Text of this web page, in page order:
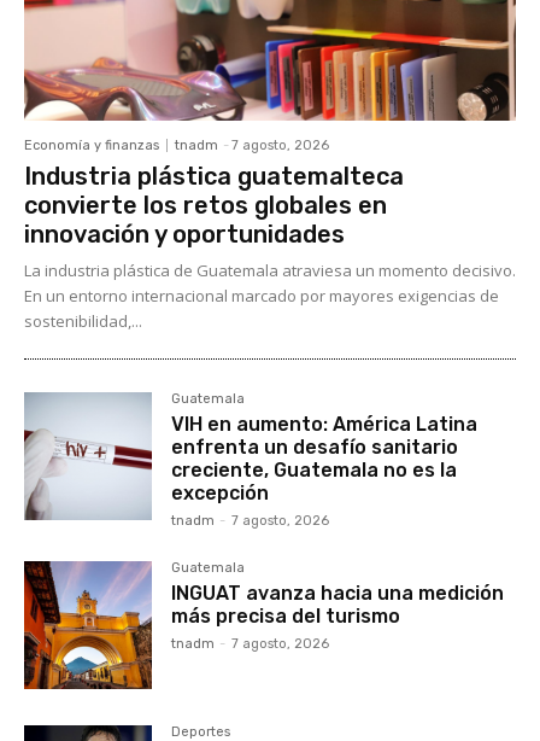
Economía y finanzas tnadm - 7 agosto, 2026
Industria plástica guatemalteca
convierte los retos globales en
innovación y oportunidades
La industria plástica de Guatemala atraviesa un momento decisivo.
En un entorno internacional marcado por mayores exigencias de
sostenibilidad,...
Guatemala
VIH en aumento: América Latina
enfrenta un desafío sanitario
creciente, Guatemala no es la
excepción
tnadm - 7 agosto, 2026
Guatemala
INGUAT avanza hacia una medición
más precisa del turismo
tnadm - 7 agosto, 2026
Deportes